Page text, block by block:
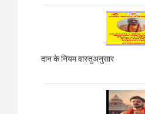
दान के नियम वास्तुअनुसार